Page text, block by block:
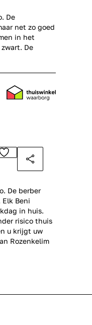
De
net zo goed
in het
De
De berber
Elk Beni
in huis.
risico thuis
u krijgt uw
Rozenkelim